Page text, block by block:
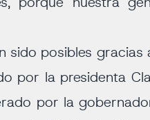
porque nuestra
sido posibles gracias
por la presidenta
por la